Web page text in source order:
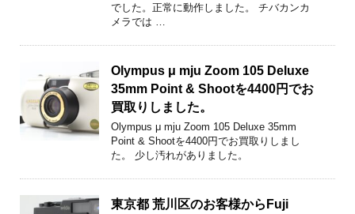
でした。正常に動作しました。 チバカンカ
メラでは …
Olympus μ mju Zoom 105 Deluxe
35mm Point & Shootを4400円でお
買取りしました。
Olympus μ mju Zoom 105 Deluxe 35mm
Point & Shootを4400円でお買取りしまし
た。 少し汚れがありました。
東京都 荒川区のお客様からFuji